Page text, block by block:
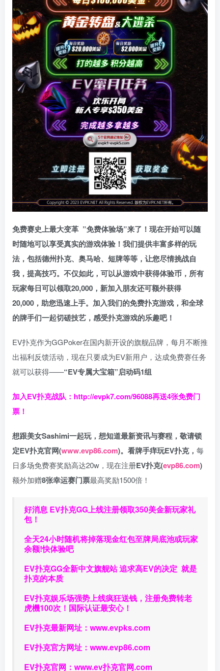
免费赛史上最大变革 ”免费体验场”来了！ 现在开始可以随
时随地可以享受真实的游戏体验！我们提供丰富多样的玩
法，包括德州扑克、奥马哈、短牌等等，让您尽情挑战自
我，提高技巧。不仅如此， 可以从游戏中获得体验币，所有
玩家每日可以领取20,000，新加入朋友还可额外获得
20,000，助您迅速上手。 加入我们的免费扑克游戏，和全球
的牌手们一起切磋技艺，感受扑克游戏的乐趣吧！
EV扑克作为GGPoker在国内新开设的旗舰品牌，每月不断推
出福利反馈活动，现在只要成为EV新用户，达成免费赛任务
就可以获得——“EV专属大宝箱”启动码1组
加入EV扑克战队： http://evpk7.com/96088再送4张免费门
票！
想跟美女Sashimi一起玩， 想知道最新资讯与赛程， 敬请锁
定EV扑克官网(www.evp86.com)。 看牌手痒玩EV扑克， 每
日多场免费赛奖励高达20w，现在注册EV扑克(evp86.com)
额外加赠8张幸运赛门票最高奖励1500倍！
好消息 EV扑克GG上线注册领取350美金新玩家礼
包！
全天24小时随机将掉落现金红包至牌局底池或玩家
余额!快体验吧
EV扑克GG全新中文旗舰站追求高EV的决定 就是
扑克的本质
EV扑克娱乐场强势上线疯狂送钱，注册免费转老
虎機100次！国际认证最安心！
EV扑克最新网址： www.evpks.com
EV扑克官方网址： www.evp86.com
EV扑克官网： www.ev扑克官网.com